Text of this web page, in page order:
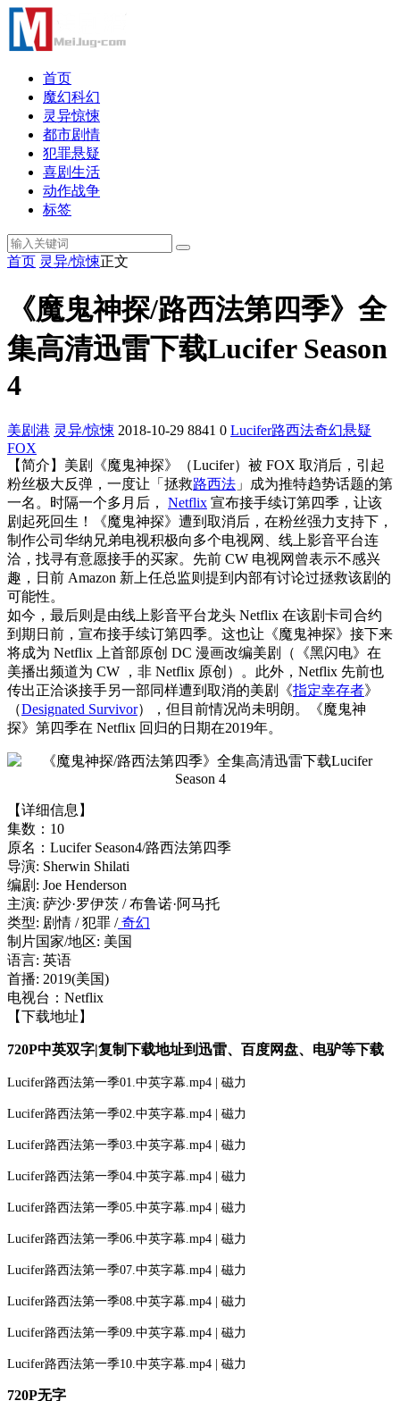
首页
魔幻科幻
灵异惊悚
都市剧情
犯罪悬疑
喜剧生活
动作战争
标签
首页 灵异/惊悚正文
《魔鬼神探/路西法第四季》全
集高清迅雷下载Lucifer Season
4
美剧港 灵异/惊悚 2018-10-29 8841 0 Lucifer路西法奇幻悬疑
FOX
【简介】美剧《魔鬼神探》（Lucifer）被 FOX 取消后，引起
粉丝极大反弹，一度让「拯救路西法 」成为推特趋势话题的第
一名。时隔一个多月后， Netflix 宣布接手续订第四季，让该
剧起死回生！《魔鬼神探》遭到取消后，在粉丝强力支持下，
制作公司华纳兄弟电视积极向多个电视网、线上影音平台连
洽，找寻有意愿接手的买家。先前 CW 电视网曾表示不感兴
趣，日前 Amazon 新上任总监则提到内部有讨论过拯救该剧的
可能性。
如今，最后则是由线上影音平台龙头 Netflix 在该剧卡司合约
到期日前，宣布接手续订第四季。这也让《魔鬼神探》接下来
将成为 Netflix 上首部原创 DC 漫画改编美剧（《黑闪电》在
美播出频道为 CW ，非 Netflix 原创）。此外，Netflix 先前也
传出正洽谈接手另一部同样遭到取消的美剧《指定幸存者》
（Designated Survivor），但目前情况尚未明朗。《魔鬼神
探》第四季在 Netflix 回归的日期在2019年。
【详细信息】
集数：10
原名：Lucifer Season4/路西法第四季
导演: Sherwin Shilati
编剧: Joe Henderson
主演: 萨沙·罗伊茨 / 布鲁诺·阿马托
类型: 剧情 / 犯罪 /奇幻
制片国家/地区: 美国
语言: 英语
首播: 2019(美国)
电视台：Netflix
【下载地址】
720P中英双字|复制下载地址到迅雷、百度网盘、电驴等下载
Lucifer路西法第一季01.中英字幕.mp4 | 磁力
Lucifer路西法第一季02.中英字幕.mp4 | 磁力
Lucifer路西法第一季03.中英字幕.mp4 | 磁力
Lucifer路西法第一季04.中英字幕.mp4 | 磁力
Lucifer路西法第一季05.中英字幕.mp4 | 磁力
Lucifer路西法第一季06.中英字幕.mp4 | 磁力
Lucifer路西法第一季07.中英字幕.mp4 | 磁力
Lucifer路西法第一季08.中英字幕.mp4 | 磁力
Lucifer路西法第一季09.中英字幕.mp4 | 磁力
Lucifer路西法第一季10.中英字幕.mp4 | 磁力
720P无字